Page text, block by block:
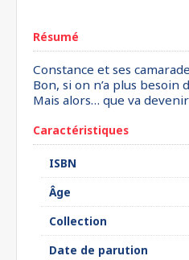
Résumé
Constance et ses
Bon, si on n’a plus
Mais alors… que va
Caractéristiques
ISBN
Âge
Collection
Date de parution